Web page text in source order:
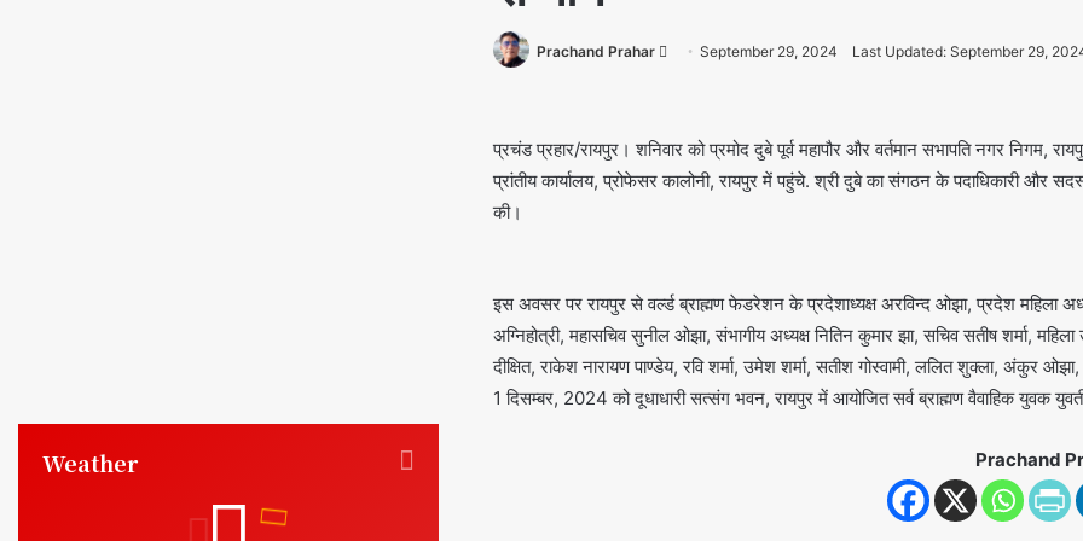
Prachand Prahar September 29, 2024 Last Updated: September 29,
प्रचंड प्रहार/रायपुर। शनिवार को प्रमोद दुबे पूर्व महापौर और वर्तमान सभापति नगर निगम,
प्रांतीय कार्यालय, प्रोफेसर कालोनी, रायपुर में पहुंचे. श्री दुबे का संगठन के पदाधिकारी और
की।
इस अवसर पर रायपुर से वर्ल्ड ब्राह्मण फेडरेशन के प्रदेशाध्यक्ष अरविन्द ओझा, प्रदेश महिला
अग्निहोत्री, महासचिव सुनील ओझा, संभागीय अध्यक्ष नितिन कुमार झा, सचिव सतीष शर्मा, महिला
दीक्षित, राकेश नारायण पाण्डेय, रवि शर्मा, उमेश शर्मा, सतीश गोस्वामी, ललित शुक्ला, अंकुर
1 दिसम्बर, 2024 को दूधाधारी सत्संग भवन, रायपुर में आयोजित सर्व ब्राह्मण वैवाहिक युवक
Prachand
Weather